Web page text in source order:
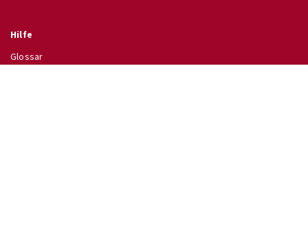
Hilfe
Glossar